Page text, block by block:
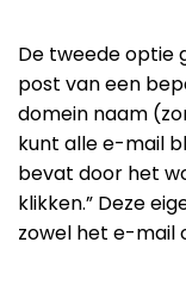
De tweede optie
post van een
domein naam
kunt alle e-mail
bevat door het
klikken.” Deze
zowel het e-mail